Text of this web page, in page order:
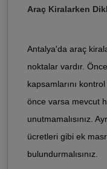
Araç Kiralarken
Antalya'da araç
noktalar vardır.
kapsamlarını
önce varsa mevcut
unutmamalısınız.
ücretleri gibi ek
bulundurmalısınız.